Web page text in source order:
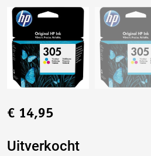
€ 14,95
Uitverkocht